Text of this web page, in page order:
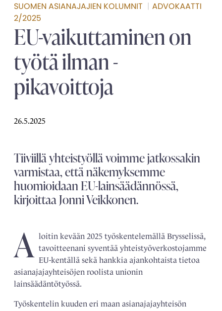
SUOMEN ASIANAJAJIEN KOLUMNIT | ADVOKAATTI
2/2025
­
EU-vaikuttaminen on
työtä ilman ­
pikavoittoja
26.5.2025
Tiiviillä yhteistyöllä voimme jatkossakin
varmistaa, että näkemyksemme
huomioidaan EU-lainsäädännössä,
kirjoittaa Jonni Veikkonen.
A loitin kevään 2025 työskentelemällä Brysselissä,
tavoitteenani syventää yhteistyöverkostojamme
EU-kentällä sekä hankkia ajankohtaista tietoa
asianajajayhteisöjen roolista unionin
lainsäädäntötyössä.
Työskentelin kuuden eri maan asianajajayhteisön